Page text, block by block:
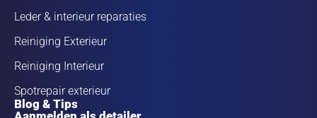
Leder & interieur reparaties
Reiniging Exterieur
Reiniging Interieur
Spotrepair exterieur
Blog & Tips